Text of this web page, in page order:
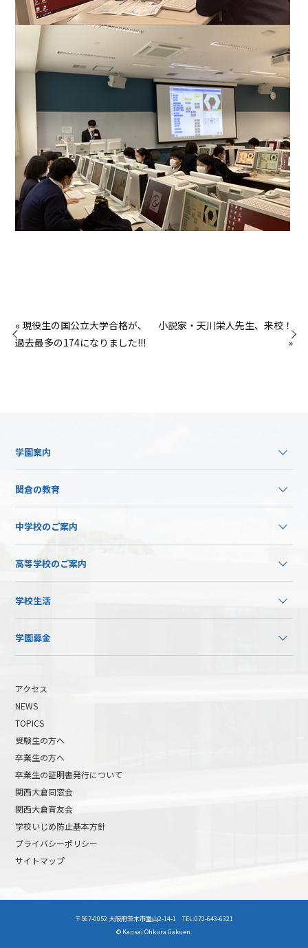
高校受験について
中学受験について
高等学校受験イベント
中学校受験イベント
« 現役生の国公立大学合格が、
過去最多の174になりました!!!
小説家・天川栄人先生、来校！
»
学園案内
関倉の教育
中学校のご案内
高等学校のご案内
学校生活
学園募金
アクセス
NEWS
TOPICS
受験生の方へ
卒業生の方へ
卒業生の証明書発行について
関西大倉同窓会
関西大倉育友会
学校いじめ防止基本方針
プライバシーポリシー
サイトマップ
〒567-0052 大阪府茨木市室山2-14-1 TEL:072-643-6321
© Kansai Ohkura Gakuen.